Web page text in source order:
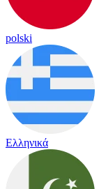
polski
Ελληνικά